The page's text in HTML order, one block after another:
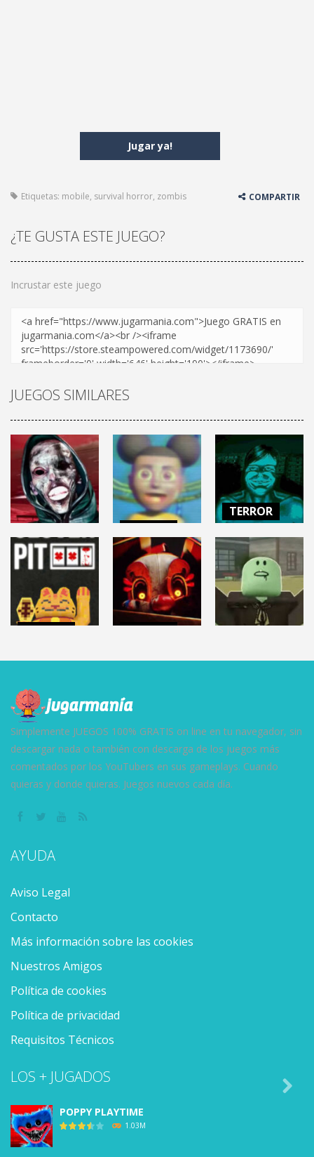
Jugar ya!
Etiquetas: mobile, survival horror, zombis COMPARTIR
¿TE GUSTA ESTE JUEGO?
Incrustar este juego
JUEGOS SIMILARES
TERROR
HELLMART
2.86K
TERROR
AMANDA THE
ADVENTURER 3
3.12K
TERROR
HUMAN
(Demo)
9.59K
TERROR
8.61K
TERROR
Simplemente JUEGOS 100% GRATIS on line en tu navegador, sin
descargar nada o también con descarga de los juegos más
comentados por los YouTubers en sus gameplays. Cuando
quieras y donde quieras. Juegos nuevos cada día.
AYUDA
Aviso Legal
Contacto
Más información sobre las cookies
Nuestros Amigos
Política de cookies
Política de privacidad
Requisitos Técnicos
LOS + JUGADOS
POPPY PLAYTIME
1.03M
